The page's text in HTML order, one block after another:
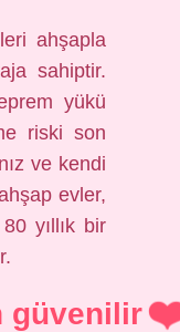
ahşapla
sahiptir.
yükü
riski son
ve kendi
evler,
yıllık bir
güvenilir